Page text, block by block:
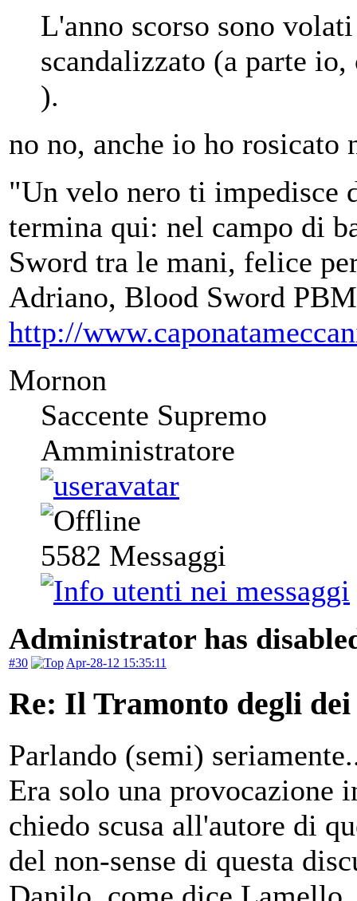
L'anno scorso sono
scandalizzato (a parte
).
no no, anche io ho rosicato
"Un velo nero ti impedisce
termina qui: nel campo di
Sword tra le mani, felice
Adriano, Blood Sword PBM
http://
Mornon
Saccente Supremo
Amministratore
5582 Messaggi
Administrator has
#30 Apr-28-12 15:35:11
Re: Il Tramonto degli dei
Parlando (semi)
Era solo una provocazione
chiedo scusa all'autore di
del non-sense di questa